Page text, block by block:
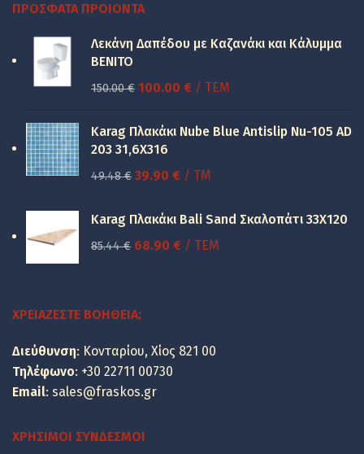
ΠΡΌΣΦΑΤΑ ΠΡΟΙΌΝΤΑ
Λεκάνη Δαπέδου με Καζανάκι και Κάλυμμα
BENITO
150.00€ Original
was:
150.00 €.
100.00 €Η
τιμή
100.00 €.
/ ΤΕΜ
Karag Πλακάκι Nube Blue Antislip Nu-105 AD
203 31,6X316
49.48€ Original
was:
39.90 €Η
τιμή
είναι:
39.90 €.
/ TM
Karag Πλακάκι Bali Sand Σκαλοπάτι 33Χ120
85.44€ Original
68.90 €Η/ ΤΕΜ
ΧΡΕΙΆΖΕΣΤΕ ΒΟΉΘΕΙΑ;
Διεύθυνση: Κονταρίου, Χίος 821 00
Τηλέφωνο: +30 22711 00730
Email: sales@fraskos.gr
ΧΡΉΣΙΜΟΙ ΣΎΝΔΕΣΜΟΙ